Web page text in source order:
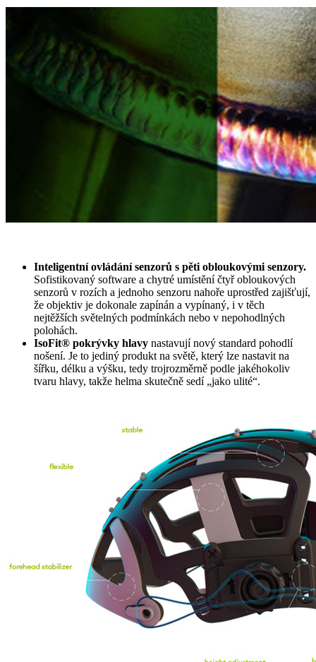
Inteligentní ovládání senzorů s pěti obloukovými senzory.
Sofistikovaný software a chytré umístění čtyř obloukových
senzorů v rozích a jednoho senzoru nahoře uprostřed zajišťují,
že objektiv je dokonale zapínán a vypínaný, i v těch
nejtěžších světelných podmínkách nebo v nepohodlných
polohách.
IsoFit® pokrývky hlavy nastavují nový standard pohodlí
nošení. Je to jediný produkt na světě, který lze nastavit na
šířku, délku a výšku, tedy trojrozměrně podle jakéhokoliv
tvaru hlavy, takže helma skutečně sedí „jako ulité“.